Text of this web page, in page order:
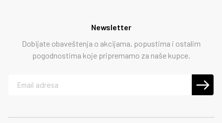
Newsletter
Dobijate obaveštenja o akcijama, popustima i ostalim
pogodnostima koje pripremamo za naše kupce.